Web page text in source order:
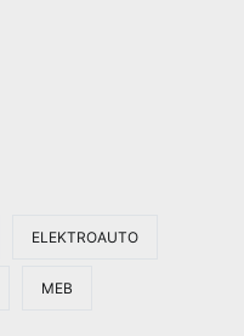
ELEKTROAUTO
MEB